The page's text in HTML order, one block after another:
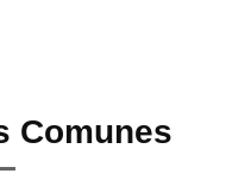
Comunes